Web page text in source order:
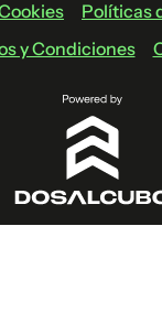
Políticas
y Condiciones